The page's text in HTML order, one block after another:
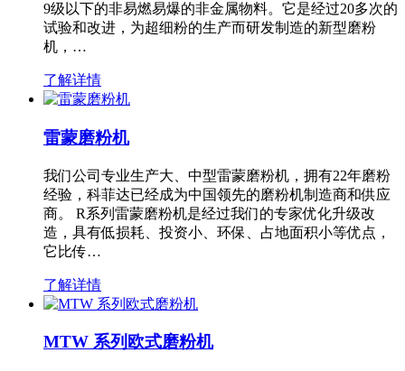
9级以下的非易燃易爆的非金属物料。它是经过20多次的
试验和改进，为超细粉的生产而研发制造的新型磨粉
机，…
了解详情
雷蒙磨粉机
我们公司专业生产大、中型雷蒙磨粉机，拥有22年磨粉
经验，科菲达已经成为中国领先的磨粉机制造商和供应
商。 R系列雷蒙磨粉机是经过我们的专家优化升级改
造，具有低损耗、投资小、环保、占地面积小等优点，
它比传…
了解详情
MTW 系列欧式磨粉机